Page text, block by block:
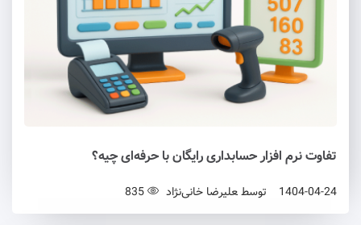
تفاوت نرم افزار حسابداری رایگان با حرفه‌ای چیه؟
1404-04-24 توسط علیرضا خانی‌نژاد